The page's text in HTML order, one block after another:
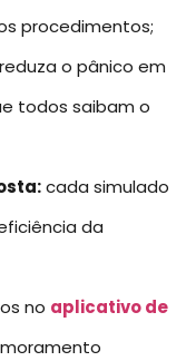
procedimentos;
reduza o pânico em
todos saibam o
cada simulado
da
no aplicativo de